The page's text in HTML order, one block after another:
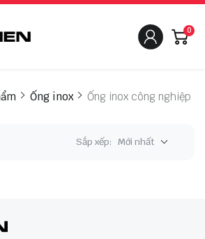
0
Ống inox Ống inox công nghiệp
Sắp xếp: Mới nhất